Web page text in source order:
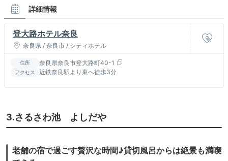
詳細情報
登大路ホテル奈良
奈良県 / 奈良市 / シティホテル
住所 奈良県奈良市登大路町40-1
アクセス 近鉄奈良駅より東へ徒歩3分
3.さるさわ池 よしだや
老舗の宿で過ごす贅沢な時間♪貸切風呂からは絶景も満喫